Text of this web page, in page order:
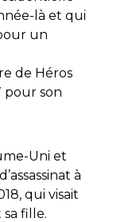
là et qui
un
de Héros
pour son
Uni et
à
qui visait
sa fille.